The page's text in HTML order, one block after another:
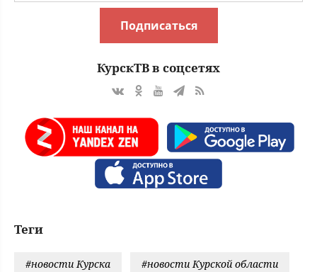
Подписаться
КурскТВ в соцсетях
Теги
#новости Курска #новости Курской области